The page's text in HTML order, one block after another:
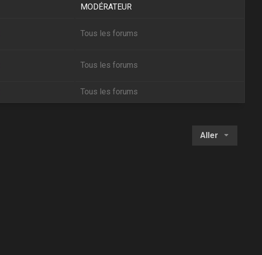
MODÉRATEUR
Tous les forums
Tous les forums
Tous les forums
Aller